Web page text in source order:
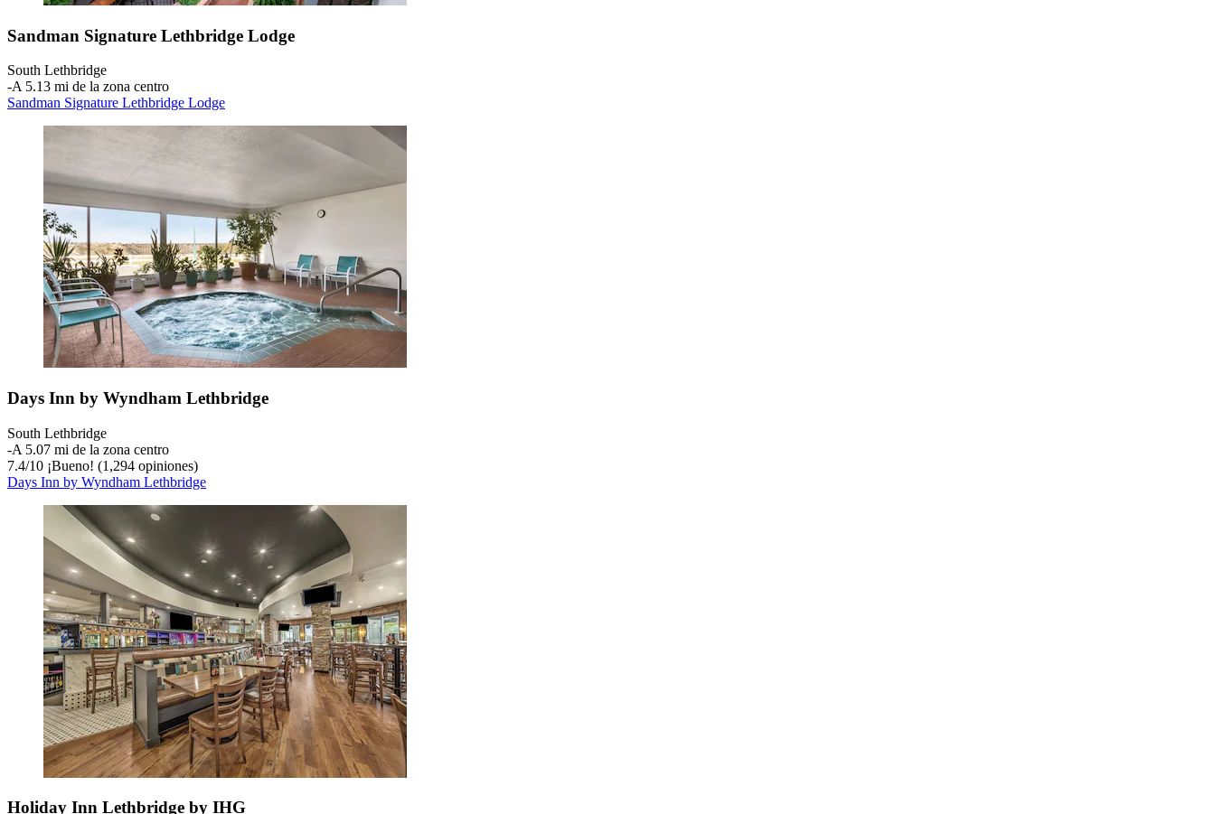
Sandman Signature Lethbridge Lodge
South Lethbridge
‐A 5.13 mi de la zona centro
Sandman Signature Lethbridge Lodge
Days Inn by Wyndham Lethbridge
South Lethbridge
‐A 5.07 mi de la zona centro
7.4/10 ¡Bueno! (1,294 opiniones)
Days Inn by Wyndham Lethbridge
Holiday Inn Lethbridge by IHG